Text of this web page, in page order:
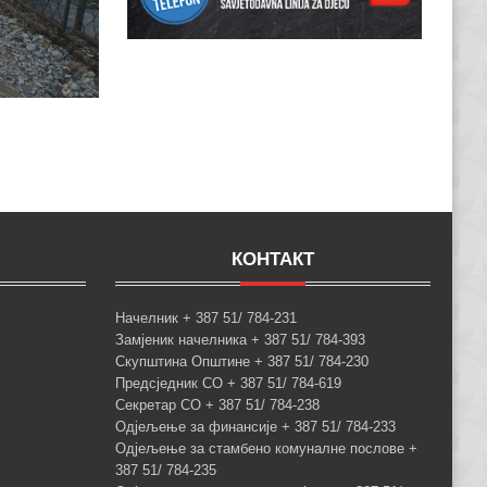
КОНТАКТ
Начелник + 387 51/ 784-231
Замјеник начелника + 387 51/ 784-393
Скупштина Општине + 387 51/ 784-230
Предсједник СО + 387 51/ 784-619
Секретар СО + 387 51/ 784-238
Одјељење за финансије + 387 51/ 784-233
Одјељење за стамбено комуналне послове +
387 51/ 784-235